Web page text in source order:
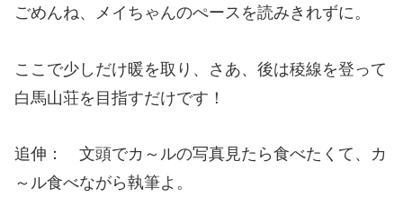
ごめんね、メイちゃんのぺースを読みきれずに。
ここで少しだけ暖を取り、さあ、後は稜線を登って
白馬山荘を目指すだけです！
追伸： 文頭でカ～ルの写真見たら食べたくて、カ
～ル食べながら執筆よ。